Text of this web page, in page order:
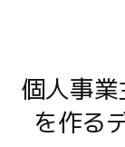
ン
個人事
を作る